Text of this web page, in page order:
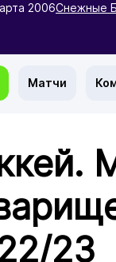
2006Снежные
Матчи
23